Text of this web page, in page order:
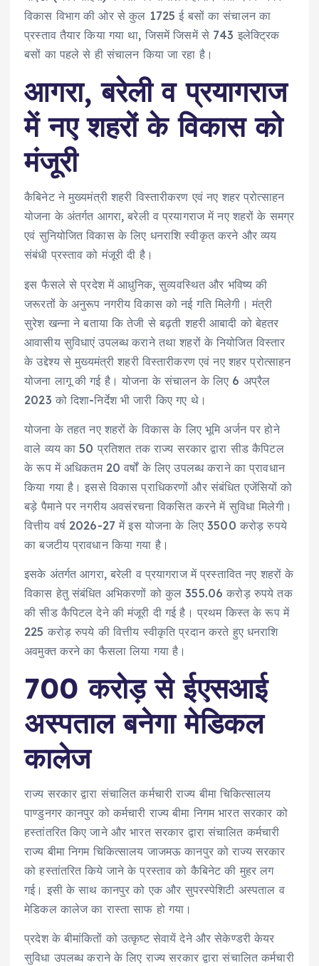
विकास विभाग की ओर से कुल 1725 ई बसों का संचालन का
प्रस्ताव तैयार किया गया था, जिसमें जिसमें से 743 इलेक्ट्रिक
बसों का पहले से ही संचालन किया जा रहा है।
आगरा, बरेली व प्रयागराज
में नए शहरों के विकास को
मंजूरी
कैबिनेट ने मुख्यमंत्री शहरी विस्तारीकरण एवं नए शहर प्रोत्साहन
योजना के अंतर्गत आगरा, बरेली व प्रयागराज में नए शहरों के समग्र
एवं सुनियोजित विकास के लिए धनराशि स्वीकृत करने और व्यय
संबंधी प्रस्ताव को मंजूरी दी है।
इस फैसले से प्रदेश में आधुनिक, सुव्यवस्थित और भविष्य की
जरूरतों के अनुरूप नगरीय विकास को नई गति मिलेगी। मंत्री
सुरेश खन्ना ने बताया कि तेजी से बढ़ती शहरी आबादी को बेहतर
आवासीय सुविधाएं उपलब्ध कराने तथा शहरों के नियोजित विस्तार
के उद्देश्य से मुख्यमंत्री शहरी विस्तारीकरण एवं नए शहर प्रोत्साहन
योजना लागू की गई है। योजना के संचालन के लिए 6 अप्रैल
2023 को दिशा-निर्देश भी जारी किए गए थे।
योजना के तहत नए शहरों के विकास के लिए भूमि अर्जन पर होने
वाले व्यय का 50 प्रतिशत तक राज्य सरकार द्वारा सीड कैपिटल
के रूप में अधिकतम 20 वर्षों के लिए उपलब्ध कराने का प्रावधान
किया गया है। इससे विकास प्राधिकरणों और संबंधित एजेंसियों को
बड़े पैमाने पर नगरीय अवसंरचना विकसित करने में सुविधा मिलेगी।
वित्तीय वर्ष 2026-27 में इस योजना के लिए 3500 करोड़ रुपये
का बजटीय प्रावधान किया गया है।
इसके अंतर्गत आगरा, बरेली व प्रयागराज में प्रस्तावित नए शहरों के
विकास हेतु संबंधित अभिकरणों को कुल 355.06 करोड़ रुपये तक
की सीड कैपिटल देने की मंजूरी दी गई है। प्रथम किस्त के रूप में
225 करोड़ रुपये की वित्तीय स्वीकृति प्रदान करते हुए धनराशि
अवमुक्त करने का फैसला लिया गया है।
700 करोड़ से ईएसआई
अस्पताल बनेगा मेडिकल
कालेज
राज्य सरकार द्वारा संचालित कर्मचारी राज्य बीमा चिकित्सालय
पाण्डुनगर कानपुर को कर्मचारी राज्य बीमा निगम भारत सरकार को
हस्तांतरित किए जाने और भारत सरकार द्वारा संचालित कर्मचारी
राज्य बीमा निगम चिकित्सालय जाजमऊ कानपुर को राज्य सरकार
को हस्तांतरित किये जाने के प्रस्ताव को कैबिनेट की मुहर लग
गई। इसी के साथ कानपुर को एक और सुपरस्पेशिटी अस्पताल व
मेडिकल कालेज का रास्ता साफ हो गया।
प्रदेश के बीमांकितों को उत्कृष्ट सेवायें देने और सेकेण्डरी केयर
सुविधा उपलब्ध कराने के लिए राज्य सरकार द्वारा संचालित कर्मचारी